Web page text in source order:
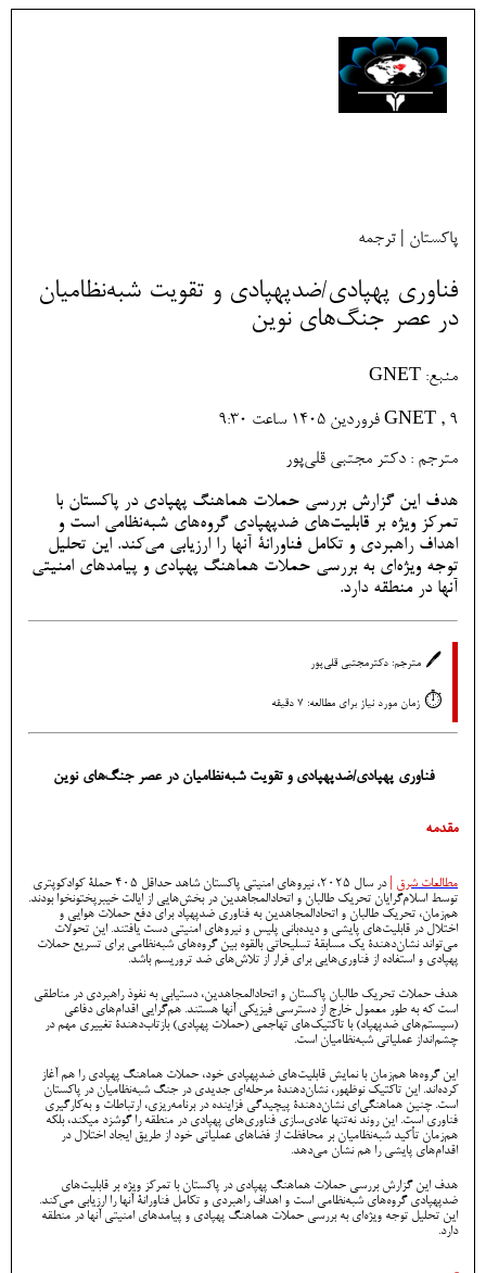
پاکستان | ترجمه
فناوری پهپادی/ضدپهپادی و تقویت شبه‌نظامیان
در عصر جنگ‌های نوین
منبع: GNET
GNET , 9 فروردين 1405 ساعت 9:30
مترجم : دکتر مجتبی قلی‌پور
هدف این گزارش بررسی حملات هماهنگ پهپادی در پاکستان با
تمرکز ویژه بر قابلیت‌های ضدپهپادی گروه‌های شبه‌نظامی است و
اهداف راهبردی و تکامل فناورانۀ آنها را ارزیابی می‌کند. این تحلیل
توجه ویژه‌ای به بررسی حملات هماهنگ پهپادی و پیامدهای امنیتی
آنها در منطقه دارد.
🖊️ مترجم: دکترمجتبی قلی‌پور
⏱️ زمان مورد نیاز برای مطالعه: 7 دقیقه
فناوری پهپادی/ضدپهپادی و تقویت شبه‌نظامیان در عصر جنگ‌های نوین
مقدمه
مطالعات شرق
در سال ۲۰۲۵، نیروهای امنیتی پاکستان شاهد حداقل ۴۰۵ حملۀ کوادکوپتری
توسط اسلام‌گرایان تحریک طالبان و اتحادالمجاهدین در بخش‌هایی از ایالت خیبرپختونخوا بودند.
هم‌زمان، تحریک طالبان و اتحادالمجاهدین به فناوری ضدپهپاد برای دفع حملات هوایی و
اختلال در قابلیت‌های پایشی و دیده‌بانی پلیس و نیروهای امنیتی دست یافتند. این تحولات
می‌تواند نشان‌دهندۀ یک مسابقۀ تسلیحاتی بالقوه بین گروه‌های شبه‌نظامی برای تسریع حملات
پهپادی و استفاده از فناوری‌هایی برای فرار از تلاش‌های ضد تروریسم باشد.
هدف حملات تحریک طالبان پاکستان و اتحادالمجاهدین، دستیابی به نفوذ راهبردی در مناطقی
است که به طور معمول خارج از دسترسی فیزیکی آنها هستند. هم‌گرایی اقدام‌های دفاعی
(سیستم‌های ضدپهپاد) با تاکتیک‌های تهاجمی (حملات پهپادی) بازتاب‌دهندۀ تغییری مهم در
چشم‌انداز عملیاتی شبه‌نظامیان است.
این گروه‌ها هم‌زمان با نمایش قابلیت‌های ضدپهپادی خود، حملات هماهنگ پهپادی را هم آغاز
کرده‌اند. این تاکتیک نوظهور، نشان‌دهندۀ مرحله‌ای جدیدی در جنگ شبه‌نظامیان در پاکستان
است. چنین هماهنگی‌ای نشان‌دهندۀ پیچیدگی فزاینده در برنامه‌ریزی، ارتباطات و به‌کارگیری
فناوری است. این روند نه‌تنها عادی‌سازی فناوری‌های پهپادی در منطقه را گوشزد میکند، بلکه
هم‌زمان تأکید شبه‌نظامیان بر محافظت از فضاهای عملیاتی خود از طریق ایجاد اختلال در
اقدام‌های پایشی را هم نشان می‌دهد.
هدف این گزارش بررسی حملات هماهنگ پهپادی در پاکستان با تمرکز ویژه بر قابلیت‌های
ضدپهپادی گروه‌های شبه‌نظامی است و اهداف راهبردی و تکامل فناورانۀ آنها را ارزیابی می‌کند.
این تحلیل توجه ویژه‌ای به بررسی حملات هماهنگ پهپادی و پیامدهای امنیتی آنها در منطقه
دارد.